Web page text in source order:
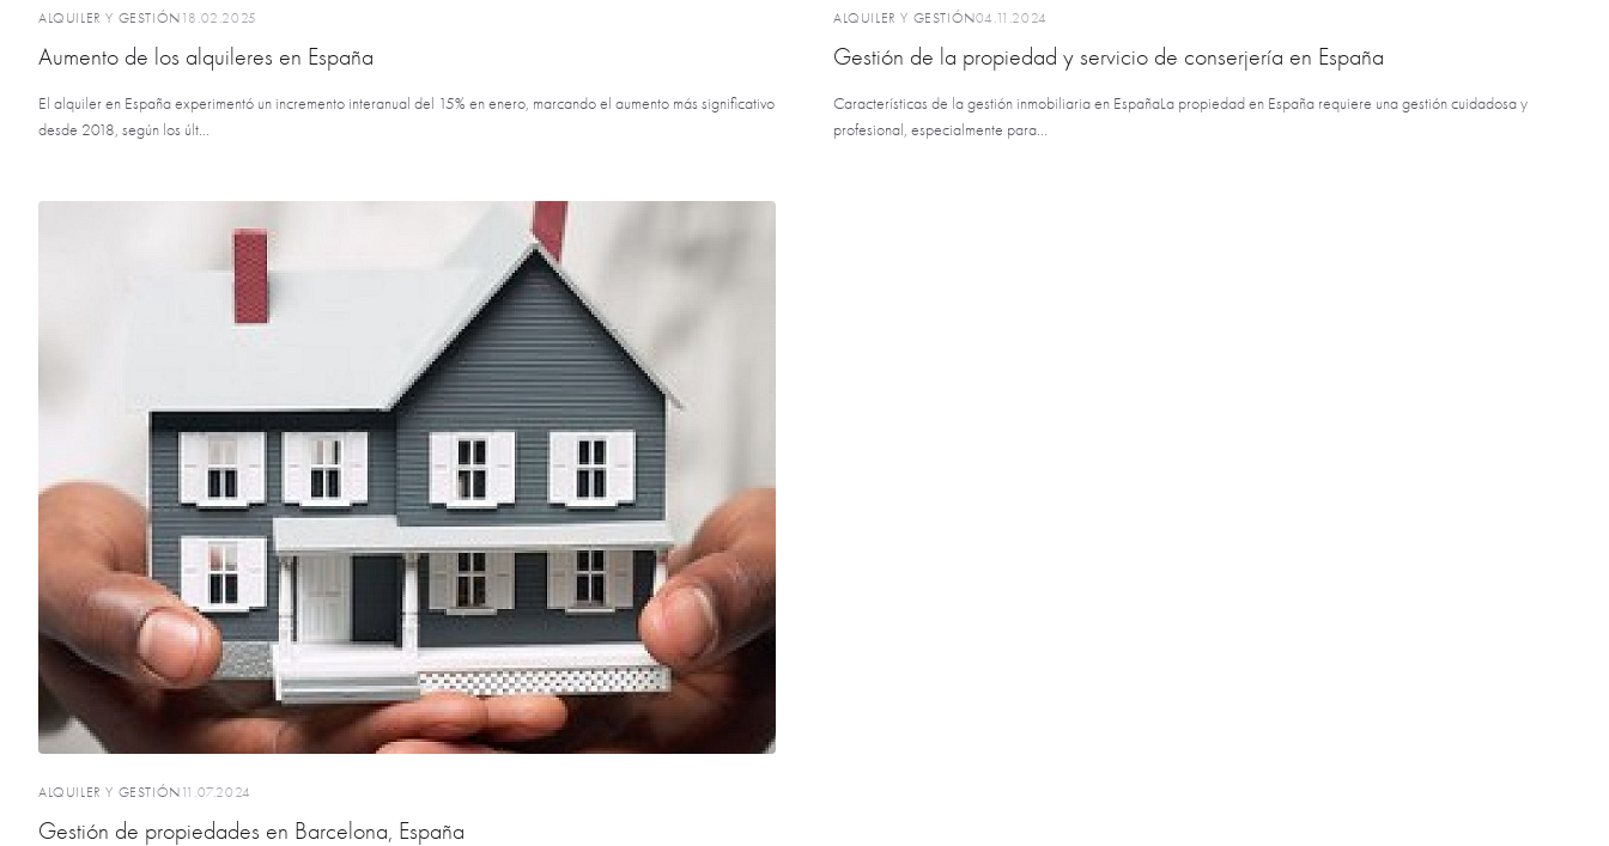
ALQUILER Y GESTIÓN 18.02.2025
Aumento de los alquileres en España
El alquiler en España experimentó un incremento interanual del 15% en enero, marcando el aumento más significativo
desde 2018, según los últ...
ALQUILER Y GESTIÓN04.11.2024
Gestión de la propiedad y servicio de conserjería en España
Características de la gestión inmobiliaria en EspañaLa propiedad en España requiere una gestión cuidadosa y
profesional, especialmente para...
ALQUILER Y GESTIÓN 11.07.2024
Gestión de propiedades en Barcelona, ​​España